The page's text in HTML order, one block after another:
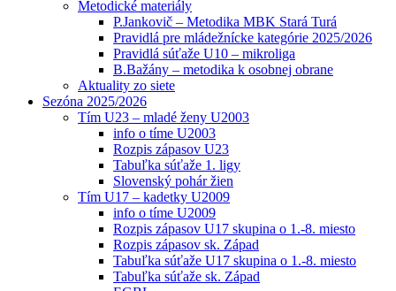
Metodické materiály
P.Jankovič – Metodika MBK Stará Turá
Pravidlá pre mládežnícke kategórie 2025/2026
Pravidlá súťaže U10 – mikroliga
B.Bažány – metodika k osobnej obrane
Aktuality zo siete
Sezóna 2025/2026
Tím U23 – mladé ženy U2003
info o tíme U2003
Rozpis zápasov U23
Tabuľka súťaže 1. ligy
Slovenský pohár žien
Tím U17 – kadetky U2009
info o tíme U2009
Rozpis zápasov U17 skupina o 1.-8. miesto
Rozpis zápasov sk. Západ
Tabuľka súťaže U17 skupina o 1.-8. miesto
Tabuľka súťaže sk. Západ